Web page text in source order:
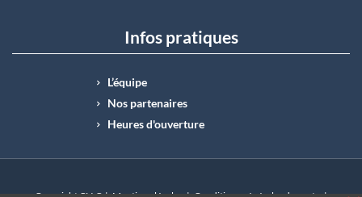
Infos pratiques
L’équipe
Nos partenaires
Heures d'ouverture